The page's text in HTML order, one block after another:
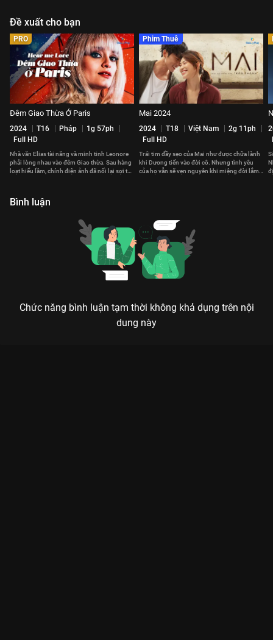
Đề xuất cho bạn
PRO
Đêm Giao Thừa Ở Paris
2024 T16 Pháp
1g 57ph
Full HD
Nhà văn Elias tài năng và minh tinh Leonore
phải lòng nhau vào đêm Giao thừa. Sau hàng
loạt hiểu lầm, chính điện ảnh đã nối lại sợi tơ
Phim Thuê
Mai 2024
2024 T18 Việt Nam
2g 11ph
Full HD
Trái tim đầy sẹo của Mai như được chữa lành
khi Dương tiến vào đời cô. Nhưng tình yêu
của họ vẫn sẽ vẹn nguyên khi miệng đời lắm
Bình luận
Chức năng bình luận tạm thời không khả dụng trên nội
dung này